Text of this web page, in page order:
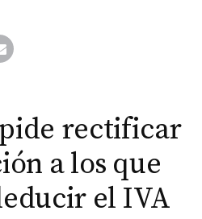
rectificar
a los que
el IVA